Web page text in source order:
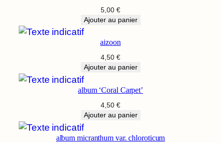
5,00 €
Ajouter au panier
aizoon
4,50 €
Ajouter au panier
album ‘Coral Carpet’
4,50 €
Ajouter au panier
album micranthum var. chloroticum